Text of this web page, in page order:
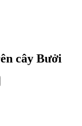
cây Bưởi